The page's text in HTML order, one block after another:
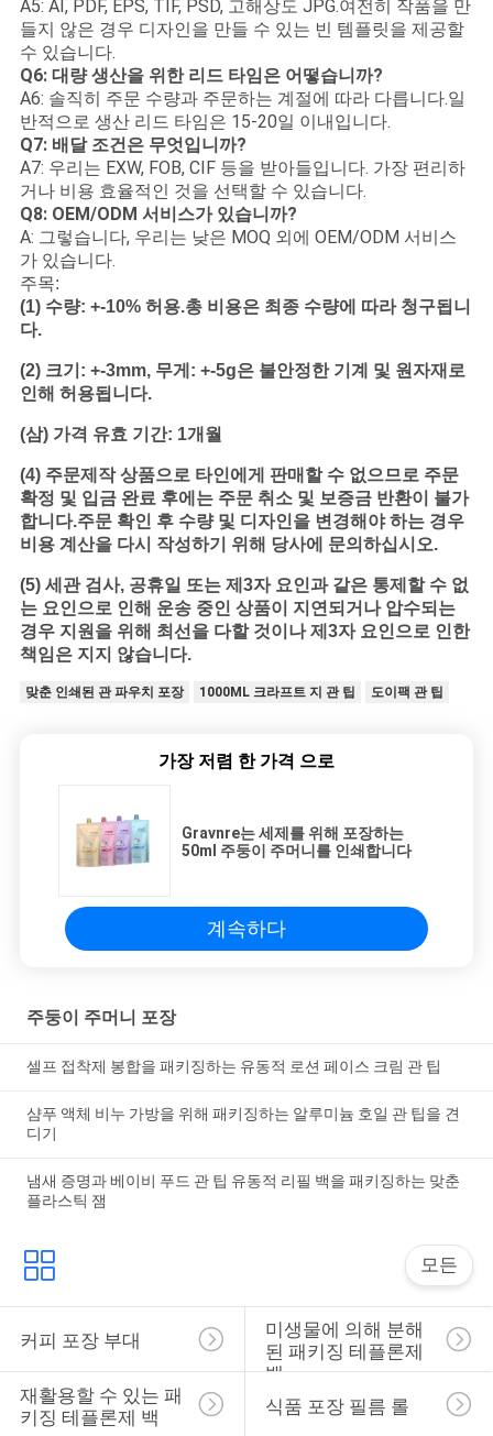
A5: AI, PDF, EPS, TIF, PSD, 고해상도 JPG.여전히 작품을 만
들지 않은 경우 디자인을 만들 수 있는 빈 템플릿을 제공할
수 있습니다.
Q6: 대량 생산을 위한 리드 타임은 어떻습니까?
A6: 솔직히 주문 수량과 주문하는 계절에 따라 다릅니다.일
반적으로 생산 리드 타임은 15-20일 이내입니다.
Q7: 배달 조건은 무엇입니까?
A7: 우리는 EXW, FOB, CIF 등을 받아들입니다. 가장 편리하
거나 비용 효율적인 것을 선택할 수 있습니다.
Q8: OEM/ODM 서비스가 있습니까?
A: 그렇습니다, 우리는 낮은 MOQ 외에 OEM/ODM 서비스
가 있습니다.
주목:
(1) 수량: +-10% 허용.총 비용은 최종 수량에 따라 청구됩니
다.
(2) 크기: +-3mm, 무게: +-5g은 불안정한 기계 및 원자재로
인해 허용됩니다.
(삼) 가격 유효 기간: 1개월
(4) 주문제작 상품으로 타인에게 판매할 수 없으므로 주문
확정 및 입금 완료 후에는 주문 취소 및 보증금 반환이 불가
합니다.주문 확인 후 수량 및 디자인을 변경해야 하는 경우
비용 계산을 다시 작성하기 위해 당사에 문의하십시오.
(5)세관 검사, 공휴일 또는 제3자 요인과 같은 통제할 수 없
는 요인으로 인해 운송 중인 상품이 지연되거나 압수되는
경우 지원을 위해 최선을 다할 것이나 제3자 요인으로 인한
책임은 지지 않습니다.
맞춘 인쇄된 관 파우치 포장 1000ML 크라프트 지 관 팁 도이팩 관 팁
가장 저렴 한 가격 으로
Gravnre는 세제를 위해 포장하는
50ml 주둥이 주머니를 인쇄합니다
계속하다
주둥이 주머니 포장
셀프 접착제 봉합을 패키징하는 유동적 로션 페이스 크림 관 팁
샴푸 액체 비누 가방을 위해 패키징하는 알루미늄 호일 관 팁을 견
디기
냄새 증명과 베이비 푸드 관 팁 유동적 리필 백을 패키징하는 맞춘
플라스틱 잼
모든
커피 포장 부대
미생물에 의해 분해
된 패키징 테플론제
백
재활용할 수 있는 패
키징 테플론제 백
식품 포장 필름 롤